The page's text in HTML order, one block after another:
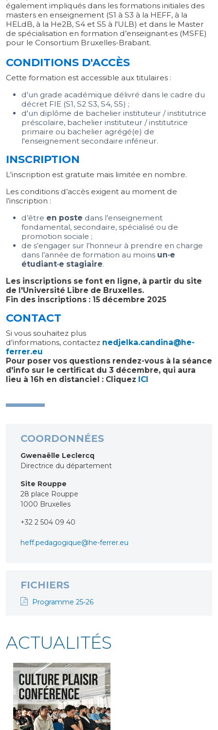
également impliqués dans les formations initiales des
masters en enseignement (S1 à S3 à la HEFF, à la
HELdB, à la He2B, S4 et S5 à l'ULB) et dans le Master
de spécialisation en formation d’enseignant·es (MSFE)
pour le Consortium Bruxelles-Brabant.
CONDITIONS D'ACCÈS
Cette formation est accessible aux titulaires :
d'un grade académique délivré dans le cadre du
décret FIE (S1, S2 S3, S4, S5) ;
d'un diplôme de bachelier instituteur / institutrice
préscolaire, bachelier instituteur / institutrice
primaire ou bachelier agrégé(e) de
l'enseignement secondaire inférieur.
INSCRIPTION
L'inscription est gratuite mais limitée en nombre.
Les conditions d’accès exigent au moment de
l’inscription :
d’être en poste dans l’enseignement
fondamental, secondaire, spécialisé ou de
promotion sociale ;
de s’engager sur l’honneur à prendre en charge
dans l’année de formation au moins un·e
étudiant·e stagiaire.
Les inscriptions se font en ligne, à partir du site
de l'Université Libre de Bruxelles.
Fin des inscriptions : 15 décembre 2025
CONTACT
Si vous souhaitez plus
d'informations, contactez nedjelka.candina@he-
ferrer.eu
Pour poser vos questions rendez-vous à la séance
d'info sur le certificat du 3 décembre, qui aura
lieu à 16h en distanciel : Cliquez ICI
COORDONNÉES
Gwenaëlle Leclercq
Directrice du département
Site Rouppe
28 place Rouppe
1000 Bruxelles
+32 2 504 09 40
heff.pedagogique@he-ferrer.eu
FICHIERS
Programme 25-26
ACTUALITÉS